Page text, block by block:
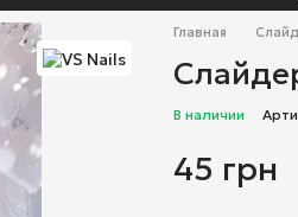
Главная
В наличии
45 грн